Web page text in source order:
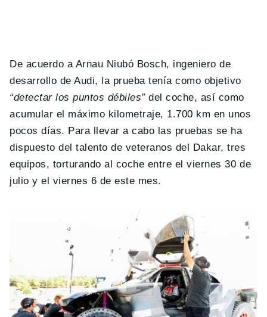
De acuerdo a Arnau Niubó Bosch, ingeniero de
desarrollo de Audi, la prueba tenía como objetivo
“detectar los puntos débiles”del coche, así como
acumular el máximo kilometraje, 1.700 km en unos
pocos días. Para llevar a cabo las pruebas se ha
dispuesto del talento de veteranos del Dakar, tres
equipos, torturando al coche entre el viernes 30 de
julio y el viernes 6 de este mes.